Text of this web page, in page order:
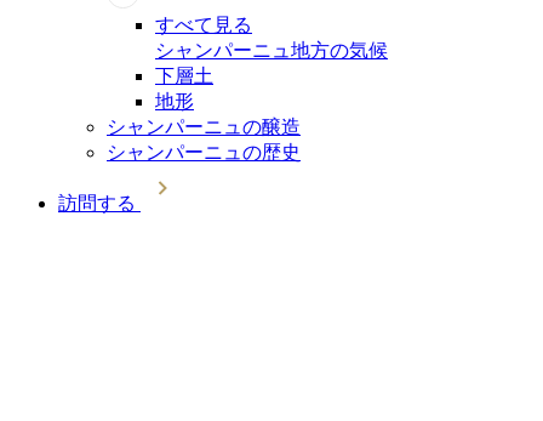
すべて見る
シャンパーニュ地方の気候
下層土
地形
シャンパーニュの醸造
シャンパーニュの歴史
訪問する